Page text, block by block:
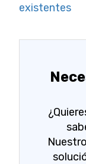
existentes